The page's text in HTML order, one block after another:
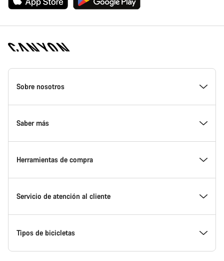
Canyon
Homepage
Sobre nosotros
Conoce Canyon
Innovación en Canyon
Canyon Factory Racing
Premios
Saber más
Eventos
Encuentra un punto de servicio Canyon
Equipos, deportistas y ciclistas
Herramientas de compra
Encuentra tu bicicleta
Bicicletas disponibles
Servicio de atención al cliente
Centro de ayuda
Tipos de bicicletas